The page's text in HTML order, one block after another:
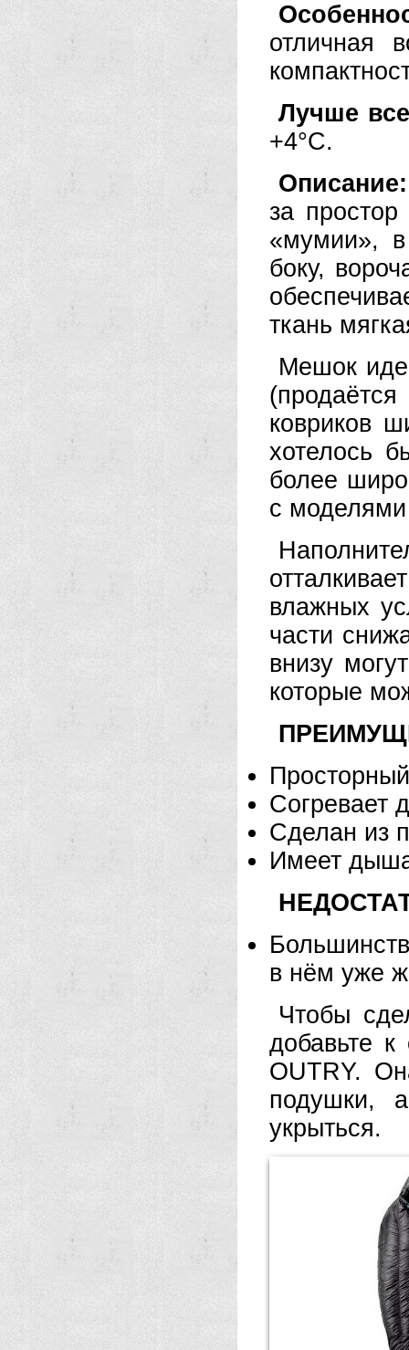
отличная
Лучше
+4°C.
за
«мумии»,
боку,
ткань
Мешок
ковриков
хотелось
более
с
влажных
части
внизу
которые
Согревает
Сделан из
Имеет
в нём уже
Чтобы
добавьте
OUTRY.
подушки,
укрыться.